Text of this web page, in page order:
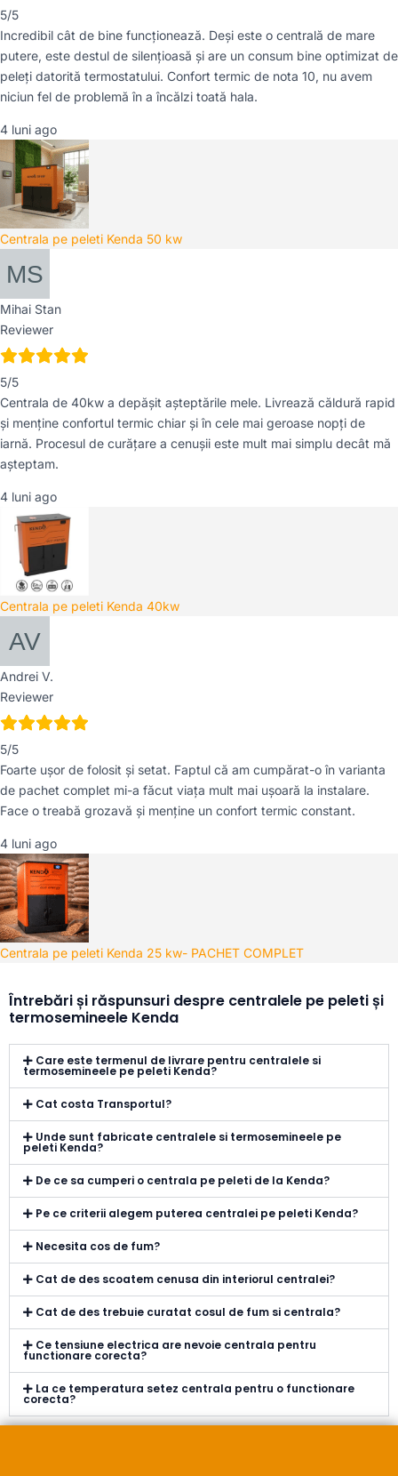
5/5
Incredibil cât de bine funcționează. Deși este o centrală de mare
putere, este destul de silențioasă și are un consum bine optimizat de
peleți datorită termostatului. Confort termic de nota 10, nu avem
niciun fel de problemă în a încălzi toată hala.
4 luni ago
Centrala pe peleti Kenda 50 kw
Mihai Stan
Reviewer
5/5
Centrala de 40kw a depășit așteptările mele. Livrează căldură rapid
și menține confortul termic chiar și în cele mai geroase nopți de
iarnă. Procesul de curățare a cenușii este mult mai simplu decât mă
așteptam.
4 luni ago
Centrala pe peleti Kenda 40kw
Andrei V.
Reviewer
5/5
Foarte ușor de folosit și setat. Faptul că am cumpărat-o în varianta
de pachet complet mi-a făcut viața mult mai ușoară la instalare.
Face o treabă grozavă și menține un confort termic constant.
4 luni ago
Centrala pe peleti Kenda 25 kw- PACHET COMPLET
Întrebări și răspunsuri despre centralele pe peleti și
termosemineele Kenda
Care este termenul de livrare pentru centralele si
termosemineele pe peleti Kenda?
Cat costa Transportul?
Unde sunt fabricate centralele si termosemineele pe
peleti Kenda?
De ce sa cumperi o centrala pe peleti de la Kenda?
Pe ce criterii alegem puterea centralei pe peleti Kenda?
Necesita cos de fum?
Cat de des scoatem cenusa din interiorul centralei?
Cat de des trebuie curatat cosul de fum si centrala?
Ce tensiune electrica are nevoie centrala pentru
functionare corecta?
La ce temperatura setez centrala pentru o functionare
corecta?